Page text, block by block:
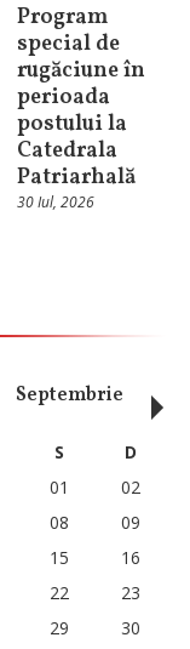
Program
special de
rugăciune în
perioada
postului la
Catedrala
Patriarhală
30 Iul, 2026
Septembrie
S
D
01
02
08
09
15
16
22
23
29
30